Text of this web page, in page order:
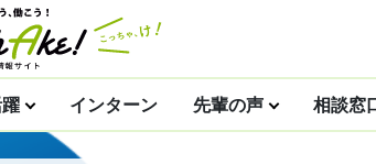
インターン 先輩の声 相談窓